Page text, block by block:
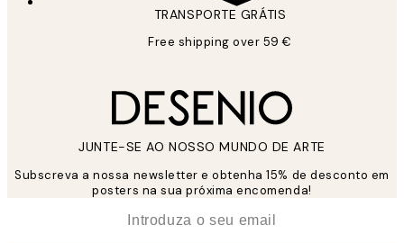
TRANSPORTE GRÁTIS
Free shipping over 59 €
JUNTE-SE AO NOSSO MUNDO DE ARTE
Subscreva a nossa newsletter e obtenha 15% de desconto em
posters na sua próxima encomenda!